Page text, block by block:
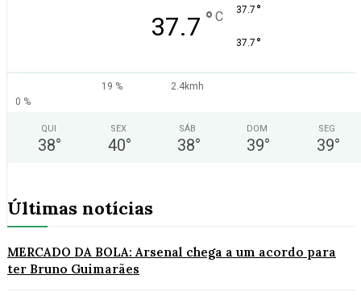
37.7 ° C 37.7 °
37.7 °
19 %
2.4kmh
0 %
QUI
38°
SEX
40°
SÁB
38°
DOM
39°
SEG
39°
Últimas notícias
MERCADO DA BOLA: Arsenal chega a um acordo para
ter Bruno Guimarães